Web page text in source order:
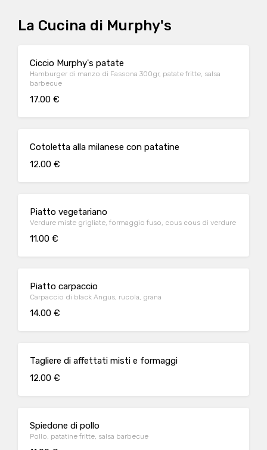
La Cucina di Murphy's
Ciccio Murphy's patate
Hamburger di manzo di Fassona 300gr, patate fritte, salsa
barbecue
17.00 €
Cotoletta alla milanese con patatine
12.00 €
Piatto vegetariano
Verdure miste grigliate, formaggio fuso, cous cous di verdure
11.00 €
Piatto carpaccio
Carpaccio di black Angus, rucola, grana
14.00 €
Tagliere di affettati misti e formaggi
12.00 €
Spiedone di pollo
Pollo, patatine fritte, salsa barbecue